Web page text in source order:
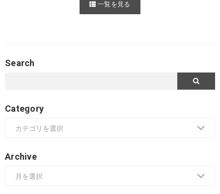
一覧を見る
Search
Category
Archive